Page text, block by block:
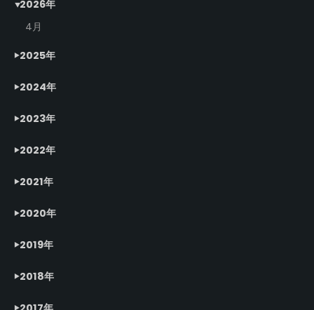
2026年
4月
2025年
2024年
2023年
2022年
2021年
2020年
2019年
2018年